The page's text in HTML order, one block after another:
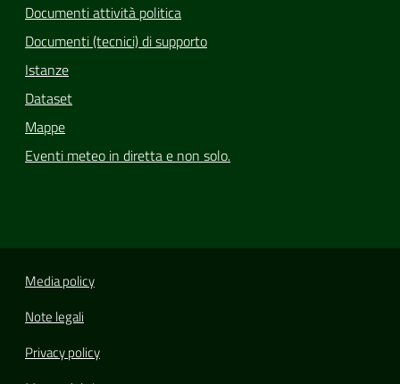
Documenti attività politica
Documenti (tecnici) di supporto
Istanze
Dataset
Mappe
Eventi meteo in diretta e non solo.
Media policy
Note legali
Privacy policy